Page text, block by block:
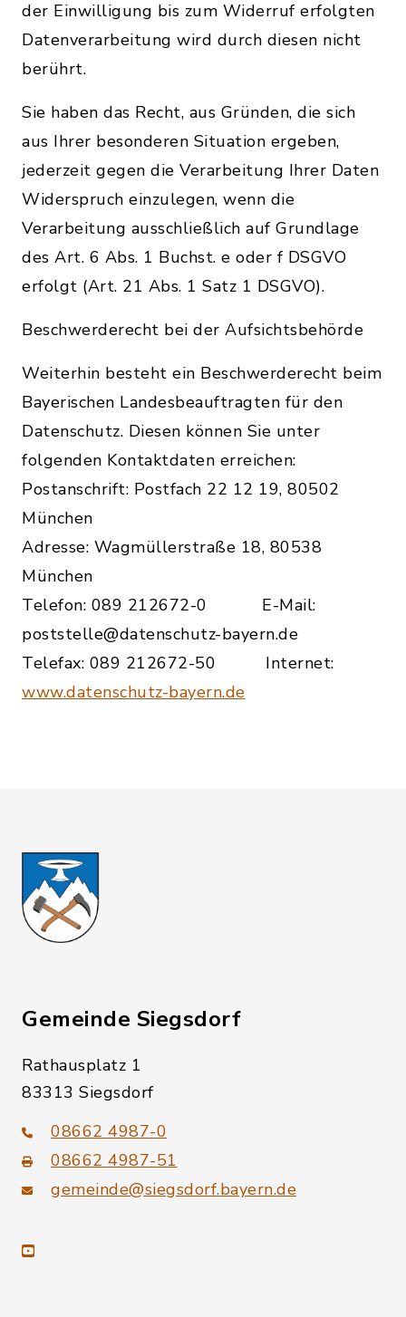
der Einwilligung bis zum Widerruf erfolgten
Datenverarbeitung wird durch diesen nicht
berührt.
Sie haben das Recht, aus Gründen, die sich
aus Ihrer besonderen Situation ergeben,
jederzeit gegen die Verarbeitung Ihrer Daten
Widerspruch einzulegen, wenn die
Verarbeitung ausschließlich auf Grundlage
des Art. 6 Abs. 1 Buchst. e oder f DSGVO
erfolgt (Art. 21 Abs. 1 Satz 1 DSGVO).
Beschwerderecht bei der Aufsichtsbehörde
Weiterhin besteht ein Beschwerderecht beim
Bayerischen Landesbeauftragten für den
Datenschutz. Diesen können Sie unter
folgenden Kontaktdaten erreichen:
Postanschrift: Postfach 22 12 19, 80502
München
Adresse: Wagmüllerstraße 18, 80538
München
Telefon: 089 212672-0 E-Mail:
poststelle@datenschutz-bayern.de
Telefax: 089 212672-50 Internet:
www.datenschutz-bayern.de
Gemeinde Siegsdorf
Rathausplatz 1
83313 Siegsdorf
08662 4987-0
08662 4987-51
gemeinde@siegsdorf.bayern.de
youtube